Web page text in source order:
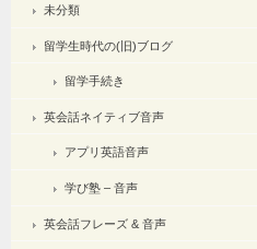
未分類
留学生時代の(旧)ブログ
留学手続き
英会話ネイティブ音声
アプリ英語音声
学び塾 – 音声
英会話フレーズ & 音声